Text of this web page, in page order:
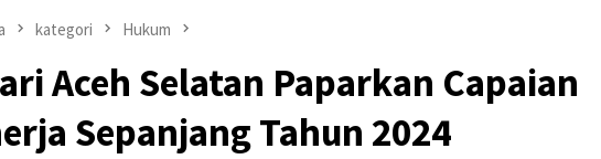
kategori Hukum
Aceh Selatan Paparkan Capaian
Sepanjang Tahun 2024